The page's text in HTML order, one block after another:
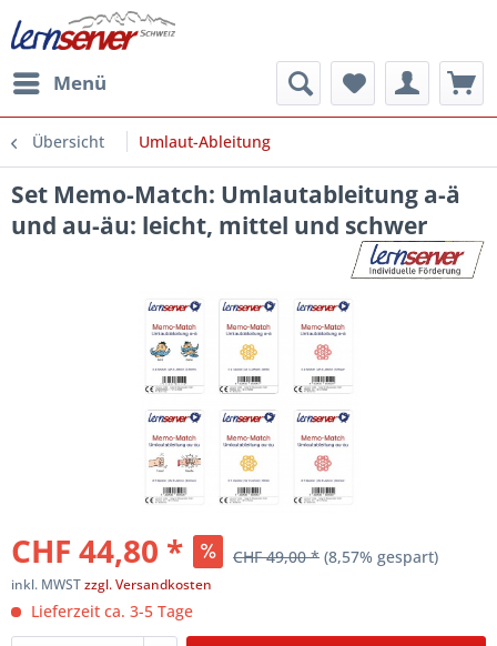
Menü
Übersicht Umlaut-Ableitung
Set Memo-Match: Umlautableitung a-ä
und au-äu: leicht, mittel und schwer
CHF 44,80 * CHF 49,00 * (8,57% gespart)
inkl. MWSTzzgl. Versandkosten
Lieferzeit ca. 3-5 Tage